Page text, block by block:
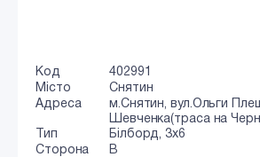
Код
402991
Місто
Снятин
Адреса
м.Снятин, вул.Ольги
Шевченка(траса на
Тип
Білборд, 3х6
Сторона
B